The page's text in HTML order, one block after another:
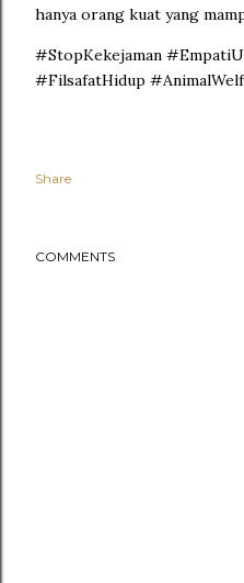
hanya orang kuat yang
#StopKekejaman
#FilsafatHidup
Share
COMMENTS